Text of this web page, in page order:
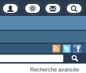
Recherche avancée